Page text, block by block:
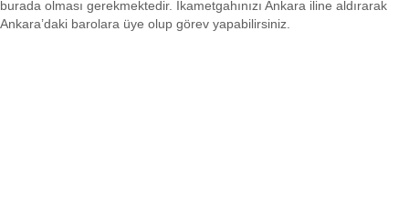
burada olması gerekmektedir. İkametgahınızı Ankara iline aldırarak
Ankara’daki barolara üye olup görev yapabilirsiniz.